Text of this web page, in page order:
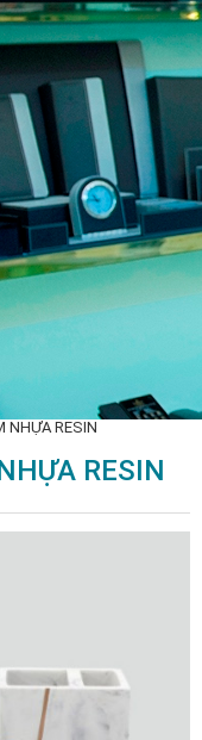
NHỰA RESIN
RESIN